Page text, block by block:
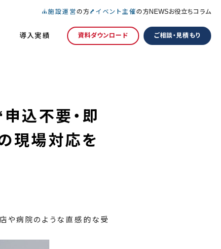
導入実績 資料ダウンロード ご相談・見積もり
施設運営 の方 イベント主催 の方 NEWSお役立ちコラム
込不要・即
現場対応を
や病院のような直感的な受